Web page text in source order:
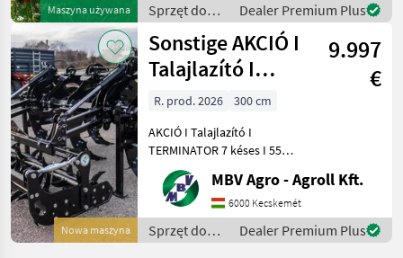
Maszyna używana
Sprzęt do
uprawy roli /
Kverneland
Dealer Premium Plus
Nowa maszyna
Sonstige AKCIÓ I
Talajlazító I
TERMINATOR 7
késes I 55 cm
9.997
€
R. prod. 2026
300 cm
AKCIÓ I Talajlazító I
TERMINATOR 7 késes I 55
cm mélység I 3 m I -500.000
Ft AKCIÓ a készlet erejéig!
Vegye meg TERMINATOR
Medium 7 talajlazítóját
most 500.000 Ft k
MBV Agro - Agroll Kft.
6000 Kecskemét
Sprzęt do
uprawy roli /
Dealer Premium Plus